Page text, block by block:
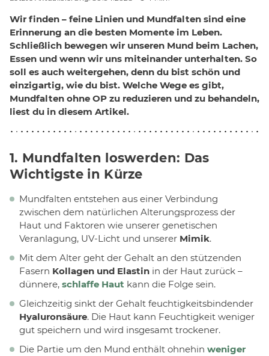
Wir finden – feine Linien und Mundfalten sind eine
Erinnerung an die besten Momente im Leben.
Schließlich bewegen wir unseren Mund beim Lachen,
Essen und wenn wir uns miteinander unterhalten. So
soll es auch weitergehen, denn du bist schön und
einzigartig, wie du bist. Welche Wege es gibt,
Mundfalten ohne OP zu reduzieren und zu behandeln,
liest du in diesem Artikel.
1. Mundfalten loswerden: Das
Wichtigste in Kürze
Mundfalten entstehen aus einer Verbindung
zwischen dem natürlichen Alterungsprozess der
Haut und Faktoren wie unserer genetischen
Veranlagung, UV-Licht und unserer Mimik.
Mit dem Alter geht der Gehalt an den stützenden
Fasern Kollagen und Elastin in der Haut zurück –
dünnere, schlaffe Haut kann die Folge sein.
Gleichzeitig sinkt der Gehalt feuchtigkeitsbindender
Hyaluronsäure. Die Haut kann Feuchtigkeit weniger
gut speichern und wird insgesamt trockener.
Die Partie um den Mund enthält ohnehin weniger